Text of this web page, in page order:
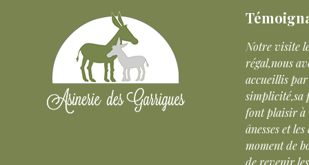
personne
très ludique a
au plus grands.
Notre visite le 6 Août a été un vrai
régal,nous avons été trés bien
accueillis par la propriétaire, sa
simplicité,sa passion,son côté humain
font plaisir à voir.Le contact avec les
ânesses et les ânons a été un grand
moment de bonheur,il nous tarde déjà
de revenir les voir.Un grand merci.
et
ce